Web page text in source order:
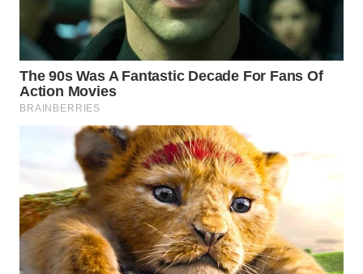
WN
KARO
WN
SIMALUNGUN
WN
LABUHANBATU
WN
TAPANULI
TENGAH